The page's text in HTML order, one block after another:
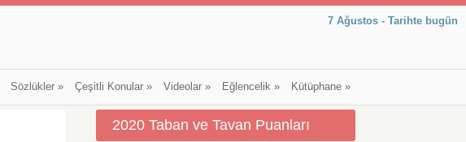
7 Ağustos - Tarihte bugün
Sözlükler» Çeşitli Konular» Videolar» Eğlencelik» Kütüphane»
2020 Taban ve Tavan Puanları